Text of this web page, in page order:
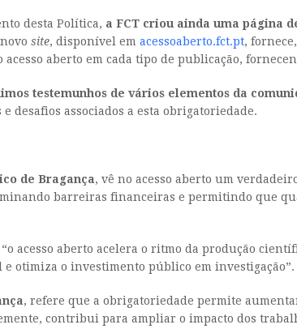
desta Política, a FCT criou ainda uma página
site, disponível em acessoaberto.fct.pt,
aberto em cada tipo de publicação,
testemunhos de vários elementos da
desafios associados a esta obrigatoriedade.
de Bragança, vê no acesso aberto um
barreiras financeiras e permitindo que
acesso aberto acelera o ritmo da produção
otimiza o investimento público em investigação”.
, refere que a obrigatoriedade permite
contribui para ampliar o impacto dos